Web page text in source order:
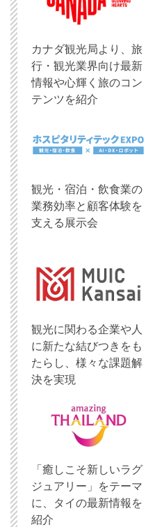
​カナダ観光局より、旅
行・観光業界向け最新
情報や心輝く旅のコン
テンツを紹介
観光・宿泊・飲食業の
業務効率と顧客体験を
支える展示会
観光に関わる企業や人
に新たな結びつきをも
たらし、様々な課題解
決を実現
「癒しこそ新しいラグ
ジュアリー」をテーマ
に、タイの最新情報を
紹介